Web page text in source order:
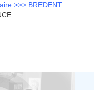
>>> BREDENT